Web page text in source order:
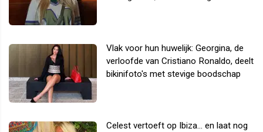
Vlak voor hun huwelijk: Georgina, de
verloofde van Cristiano Ronaldo, deelt
bikinifoto's met stevige boodschap
Celest vertoeft op Ibiza... en laat nog